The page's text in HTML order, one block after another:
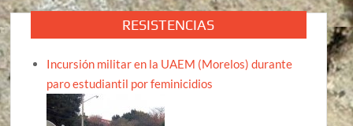
RESISTENCIAS
Incursión militar en la UAEM (Morelos) durante
paro estudiantil por feminicidios